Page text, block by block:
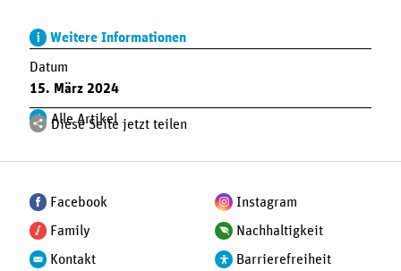
Weitere Informationen
Datum
15. März 2024
Alle Artikel
Diese Seite jetzt teilen
Facebook Instagram
Family Nachhaltigkeit
Kontakt Barrierefreiheit